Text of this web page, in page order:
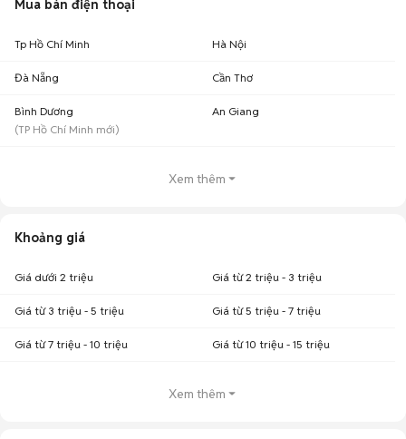
Mua bán điện thoại
Tp Hồ Chí Minh Hà Nội
Đà Nẵng Cần Thơ
Bình Dương
(TP Hồ Chí Minh mới)
An Giang
Xem thêm
Khoảng giá
Giá dưới 2 triệu Giá từ 2 triệu - 3 triệu
Giá từ 3 triệu - 5 triệu Giá từ 5 triệu - 7 triệu
Giá từ 7 triệu - 10 triệu Giá từ 10 triệu - 15 triệu
Xem thêm